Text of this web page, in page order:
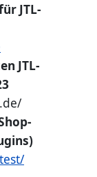
JTL-
JTL-